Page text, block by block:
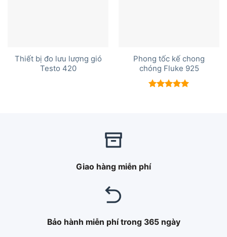
Thiết bị đo lưu lượng gió
Testo 420
Phong tốc kế chong
chóng Fluke 925
Giao hàng miễn phí
Bảo hành miễn phí trong 365 ngày